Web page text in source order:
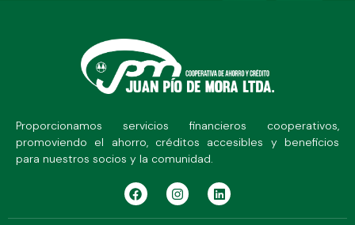
Proporcionamos servicios financieros cooperativos,
promoviendo el ahorro, créditos accesibles y beneficios
para nuestros socios y la comunidad.